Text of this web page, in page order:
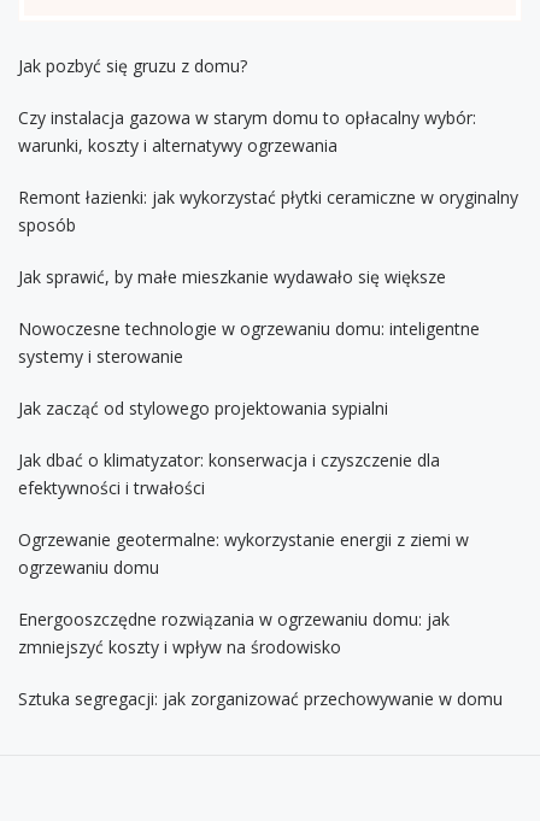
Jak pozbyć się gruzu z domu?
Czy instalacja gazowa w starym domu to opłacalny wybór:
warunki, koszty i alternatywy ogrzewania
Remont łazienki: jak wykorzystać płytki ceramiczne w oryginalny
sposób
Jak sprawić, by małe mieszkanie wydawało się większe
Nowoczesne technologie w ogrzewaniu domu: inteligentne
systemy i sterowanie
Jak zacząć od stylowego projektowania sypialni
Jak dbać o klimatyzator: konserwacja i czyszczenie dla
efektywności i trwałości
Ogrzewanie geotermalne: wykorzystanie energii z ziemi w
ogrzewaniu domu
Energooszczędne rozwiązania w ogrzewaniu domu: jak
zmniejszyć koszty i wpływ na środowisko
Sztuka segregacji: jak zorganizować przechowywanie w domu